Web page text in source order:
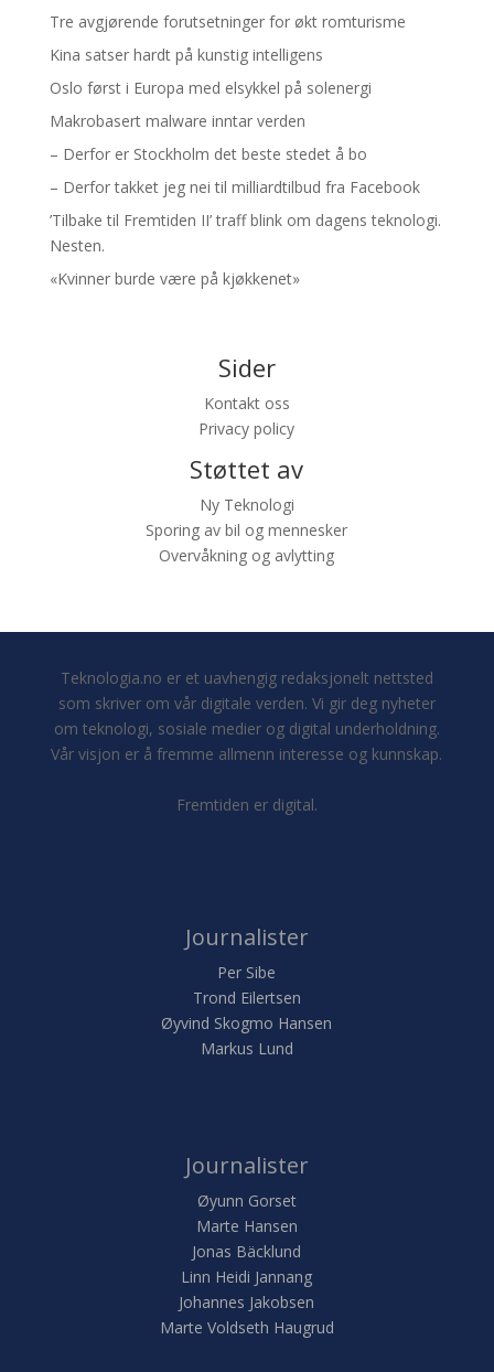
Tre avgjørende forutsetninger for økt romturisme
Kina satser hardt på kunstig intelligens
Oslo først i Europa med elsykkel på solenergi
Makrobasert malware inntar verden
– Derfor er Stockholm det beste stedet å bo
– Derfor takket jeg nei til milliardtilbud fra Facebook
’Tilbake til Fremtiden II’ traff blink om dagens teknologi.
Nesten.
«Kvinner burde være på kjøkkenet»
Sider
Kontakt oss
Privacy policy
Støttet av
Ny Teknologi
Sporing av bil og mennesker
Overvåkning og avlytting
Teknologia.no er et uavhengig redaksjonelt nettsted
som skriver om vår digitale verden. Vi gir deg nyheter
om teknologi, sosiale medier og digital underholdning.
Vår visjon er å fremme allmenn interesse og kunnskap.
Fremtiden er digital.
Journalister
Per Sibe
Trond Eilertsen
Øyvind Skogmo Hansen
Markus Lund
Journalister
Øyunn Gorset
Marte Hansen
Jonas Bäcklund
Linn Heidi Jannang
Johannes Jakobsen
Marte Voldseth Haugrud